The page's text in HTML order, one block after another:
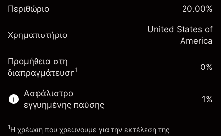
Μέγεθος διαπραγμάτευσης με μόχλευση
~$5,000.00
Χρήματα από μόχλευση ~
$4,000.00
Πηγαίνετε στην πλατφόρμα
Αναπροσαρμογή
χρηματοδότησης κατά
τη διάρκεια της νύχτας
Χρεώσεις από την πλήρη αξία
της θέσης
-0.000654
%
(-$0.03)
Μέγεθος διαπραγμάτευσης με μόχλευση
~$5,000.00
Χρήματα από μόχλευση ~
Περιθώριο 20.00%
Χρηματιστήριο
United States of
America
Προμήθεια στη
διαπραγμάτευση1 0%
Ασφάλιστρο
εγγυημένης παύσης
1%
1Η χρέωση που χρεώνουμε για την εκτέλεση της